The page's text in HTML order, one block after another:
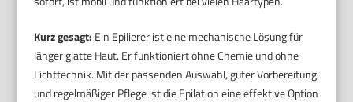
Kurz gesagt: Ein Epilierer ist eine mechanische Lösung für
länger glatte Haut. Er funktioniert ohne Chemie und ohne
Lichttechnik. Mit der passenden Auswahl, guter Vorbereitung
und regelmäßiger Pflege ist die Epilation eine effektive Option